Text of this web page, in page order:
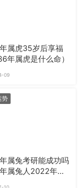
属虎35岁后享福
年属虎是什么命）
09
势
属兔考研能成功吗
属兔人2022年运